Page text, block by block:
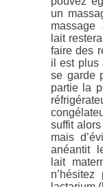
un
massage
lait
faire des
il est plus
se garde
partie la
suffit
mais
anéantit
lait